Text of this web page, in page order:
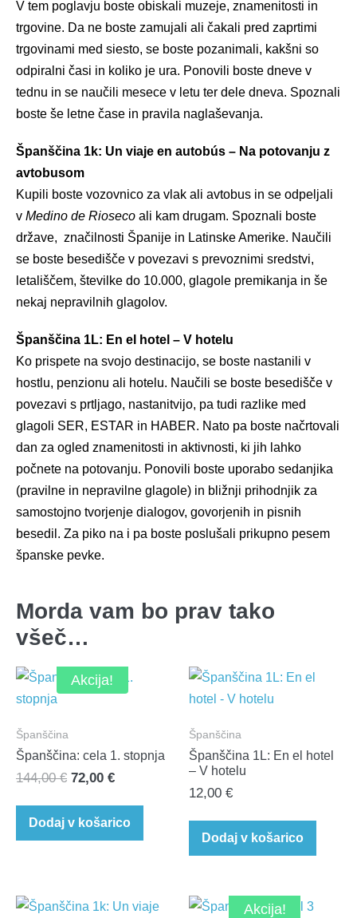
V tem poglavju boste obiskali muzeje, znamenitosti in
trgovine. Da ne boste zamujali ali čakali pred zaprtimi
trgovinami med siesto, se boste pozanimali, kakšni so
odpiralni časi in koliko je ura. Ponovili boste dneve v
tednu in se naučili mesece v letu ter dele dneva. Spoznali
boste še letne čase in pravila naglaševanja.
Španščina 1k: Un viaje en autobús – Na potovanju z
avtobusom
Kupili boste vozovnico za vlak ali avtobus in se odpeljali
v Medino de Rioseco ali kam drugam. Spoznali boste
države, značilnosti Španije in Latinske Amerike. Naučili
se boste besedišče v povezavi s prevoznimi sredstvi,
letališčem, številke do 10.000, glagole premikanja in še
nekaj nepravilnih glagolov.
Španščina 1L: En el hotel – V hotelu
Ko prispete na svojo destinacijo, se boste nastanili v
hostlu, penzionu ali hotelu. Naučili se boste besedišče v
povezavi s prtljago, nastanitvijo, pa tudi razlike med
glagoli SER, ESTAR in HABER. Nato pa boste načrtovali
dan za ogled znamenitosti in aktivnosti, ki jih lahko
počnete na potovanju. Ponovili boste uporabo sedanjika
(pravilne in nepravilne glagole) in bližnji prihodnjik za
samostojno tvorjenje dialogov, govorjenih in pisnih
besedil. Za piko na i pa boste poslušali prikupno pesem
španske pevke.
Morda vam bo prav tako
všeč…
Akcija!
Španščina
Španščina: cela 1. stopnja
144,00€ Izvirna
je
bila:
72,00 €Trenutna
je:
72,00 €.
Dodaj v košarico
Španščina
Španščina 1L: En el hotel
– V hotelu
12,00 €
Dodaj v košarico
Akcija!